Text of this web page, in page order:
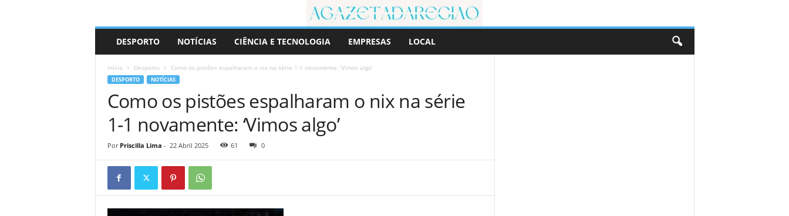
r
DESPORTO NOTÍCIAS CIÊNCIA E TECNOLOGIA EMPRESAS LOCAL
Início Desporto Como os pistões espalharam o nix na série 1-1 novamente: ‘Vimos algo’
DESPORTO NOTÍCIAS
Como os pistões espalharam o nix na série
1-1 novamente: ‘Vimos algo’
Por Priscilla Lima - 22 Abril 2025 61 0